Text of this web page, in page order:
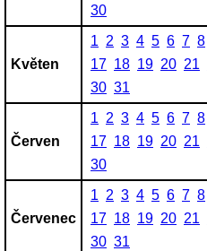
30
Květen
1 2 3 4 5 6 7 8
17 18 19 20 21
30 31
Červen
1 2 3 4 5 6 7 8
17 18 19 20 21
30
Červenec
1 2 3 4 5 6 7 8
17 18 19 20 21
30 31